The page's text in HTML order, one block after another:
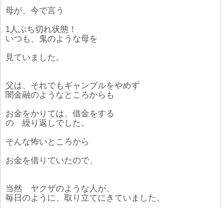
母が、今で言う
1人ぶち切れ状態！
いつも、鬼のような母を
見ていました。
父は、それでもギャンブルをやめず
闇金融のようなところからも
お金をかりては、借金をする
の 繰り返しでした。
そんな怖いところから
お金を借りていたので、
当然 ヤクザのような人が、
毎日のように、取り立てにきていました。